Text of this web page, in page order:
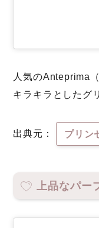
人気のAnteprima
キラキラとしたグ
出典元： プリン
上品なパー